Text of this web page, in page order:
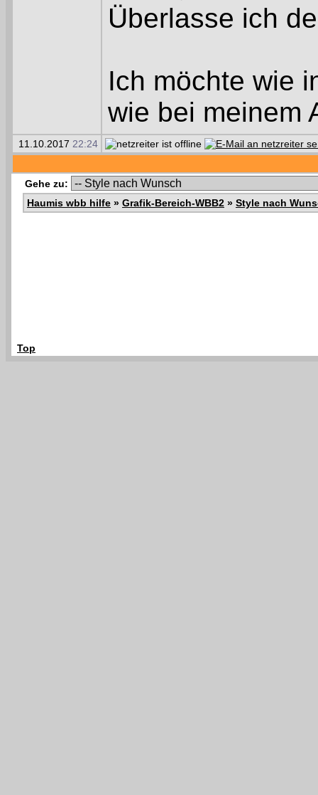
Überlasse ich
Ich möchte wie
wie bei meinem
11.10.2017 22:24
Gehe zu:
Haumis wbb hilfe » Grafik-Bereich-WBB2 » Style nach
Top